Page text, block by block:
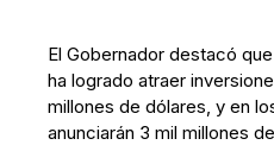
El Gobernador destacó
ha logrado atraer
millones de dólares, y en
anunciarán 3 mil millones